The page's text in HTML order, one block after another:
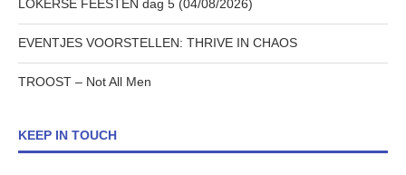
LOKERSE FEESTEN dag 5 (04/08/2026)
EVENTJES VOORSTELLEN: THRIVE IN CHAOS
TROOST – Not All Men
KEEP IN TOUCH